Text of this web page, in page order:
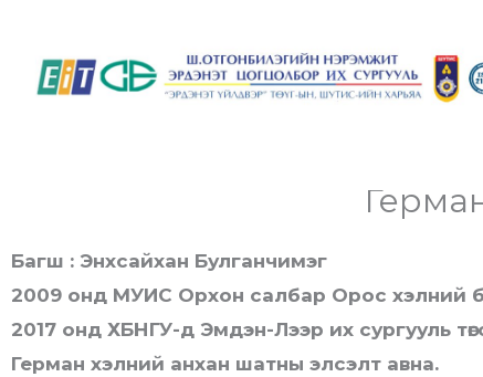
content
Багш : Энхсайхан Булганчимэг
2009 онд МУИС Орхон салбар Орос хэлний
2017 онд ХБНГУ-д Эмдэн-Лээр их сургууль
Герман хэлний анхан шатны элсэлт авна.